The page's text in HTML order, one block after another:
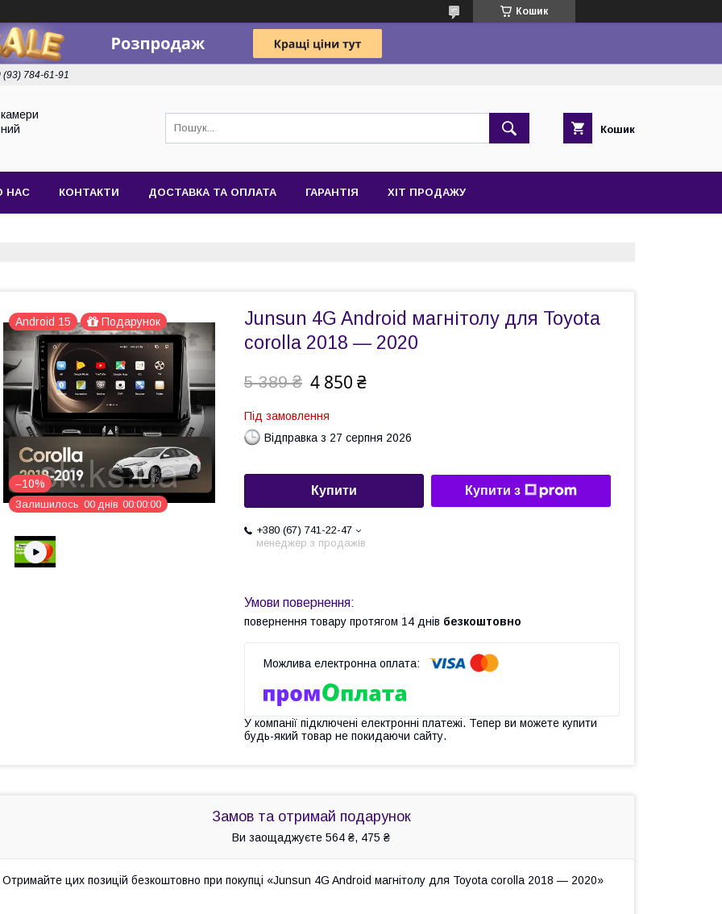
Кошик
(93) 784-61-91
Кошик
НАС КОНТАКТИ ДОСТАВКА ТА ОПЛАТА ГАРАНТІЯ ХІТ ПРОДАЖУ
Android 15 Подарунок
–10%
Залишилось 00 днів 00 00 00
Junsun 4G Android магнітолу для Toyota
corolla 2018 — 2020
5 389 ₴ 4 850 ₴
Під замовлення
Відправка з 27 серпня 2026
Купити Купити з
+380 (67) 741-22-47
менеджер з продажів
повернення товару протягом 14 днів безкоштовно
У компанії підключені електронні платежі. Тепер ви можете купити
будь-який товар не покидаючи сайту.
Замов та отримай подарунок
Ви заощаджуєте 564 ₴, 475 ₴
Отримайте цих позицій безкоштовно при покупці «Junsun 4G Android магнітолу для Toyota corolla 2018 — 2020»